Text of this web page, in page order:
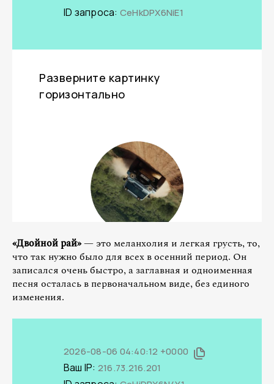
«Двойной рай»— это меланхолия и легкая грусть, то,
что так нужно было для всех в осенний период. Он
записался очень быстро, а заглавная и одноименная
песня осталась в первоначальном виде, без единого
изменения.